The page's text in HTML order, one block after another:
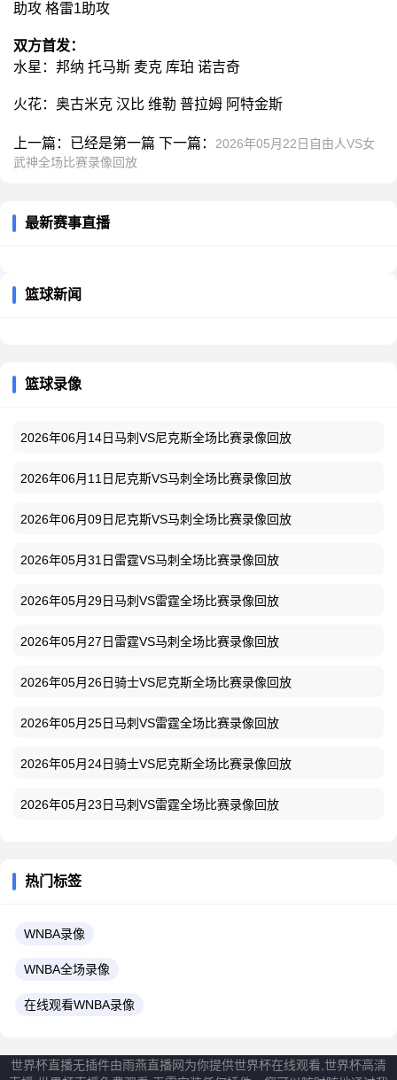
助攻 格雷1助攻
双方首发：
水星：邦纳 托马斯 麦克 库珀 诺吉奇
火花：奥古米克 汉比 维勒 普拉姆 阿特金斯
上一篇：已经是第一篇 下一篇： 2026年05月22日自由人VS女
武神全场比赛录像回放
最新赛事直播
篮球新闻
篮球录像
2026年06月14日马刺VS尼克斯全场比赛录像回放
2026年06月11日尼克斯VS马刺全场比赛录像回放
2026年06月09日尼克斯VS马刺全场比赛录像回放
2026年05月31日雷霆VS马刺全场比赛录像回放
2026年05月29日马刺VS雷霆全场比赛录像回放
2026年05月27日雷霆VS马刺全场比赛录像回放
2026年05月26日骑士VS尼克斯全场比赛录像回放
2026年05月25日马刺VS雷霆全场比赛录像回放
2026年05月24日骑士VS尼克斯全场比赛录像回放
2026年05月23日马刺VS雷霆全场比赛录像回放
热门标签
WNBA录像
WNBA全场录像
在线观看WNBA录像
世界杯直播无插件由雨燕直播网为你提供世界杯在线观看,世界杯高清